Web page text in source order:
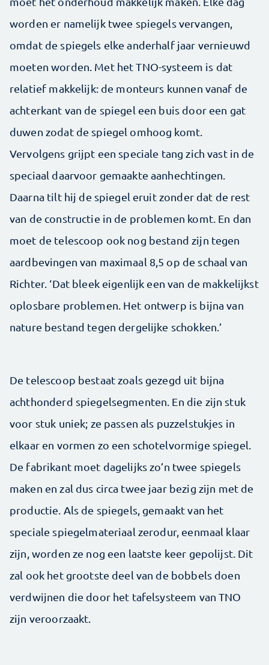
worden er namelijk twee spiegels vervangen,
omdat de spiegels elke anderhalf jaar vernieuwd
moeten worden. Met het TNO­-systeem is dat
relatief makkelijk: de monteurs kunnen vanaf de
achterkant van de spiegel een buis door een gat
duwen zodat de spiegel omhoog komt.
Vervolgens grijpt een speciale tang zich vast in de
speciaal daarvoor gemaakte aanhechtingen.
Daarna tilt hij de spiegel eruit zonder dat de rest
van de constructie in de problemen komt. En dan
moet de telescoop ook nog bestand zijn tegen
aardbevingen van maximaal 8,5 op de schaal van
Richter. ‘Dat bleek eigenlijk een van de makkelijkst
oplosbare problemen. Het ontwerp is bijna van
nature bestand tegen dergelijke schokken.’
De telescoop bestaat zoals gezegd uit bijna
achthonderd spiegel­segmenten. En die zijn stuk
voor stuk uniek; ze passen als puzzelstukjes in
elkaar en vormen zo een schotelvormige spiegel.
De fabrikant moet dagelijks zo’n twee spiegels
maken en zal dus circa twee jaar bezig zijn met de
productie. Als de spiegels, gemaakt van het
speciale spiegel­materiaal zerodur, eenmaal klaar
zijn, worden ze nog een laatste keer gepolijst. Dit
zal ook het grootste deel van de bobbels doen
verdwijnen die door het tafelsysteem van TNO
zijn veroorzaakt.